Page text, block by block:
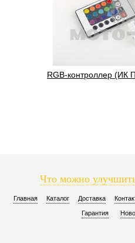
RGB-контроллер (ИК
Что можно
Главная Каталог Доставка
Гарантия